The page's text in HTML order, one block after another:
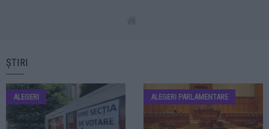
ȘTIRI
ALEGERI ALEGERI PARLAMENTARE